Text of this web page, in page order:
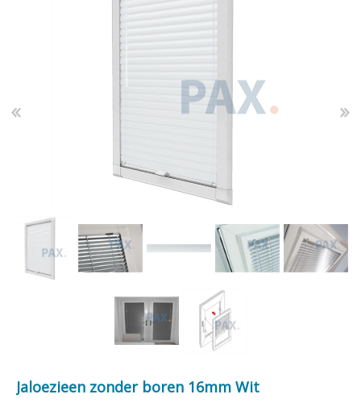
Jaloezieen zonder boren 16mm Wit